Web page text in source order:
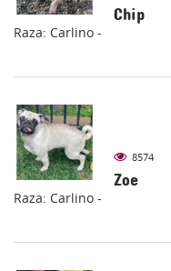
Chip
Raza: Carlino -
8574
Zoe
Raza: Carlino -